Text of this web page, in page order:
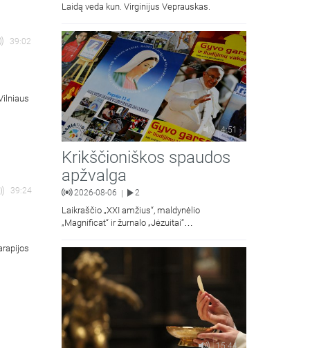
39:02
39:24
Laidą veda kun. Virginijus Veprauskas.
4:51
Krikščioniškos spaudos
apžvalga
2026-08-06 | 2
Laikraščio „XXI amžius“, maldynėlio
„Magnificat“ ir žurnalo „Jėzuitai“
15:44